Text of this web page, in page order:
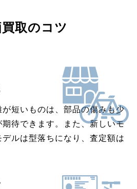
取のコツ
短いものは、部品の傷みも少
待できます。また、新しいモ
ルは型落ちになり、査定額は